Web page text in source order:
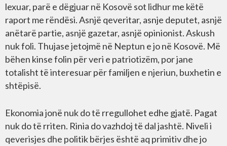
lexuar, parë e dëgjuar në Kosovë sot lidhur me këtë
raport me rëndësi. Asnjë qeveritar, asnje deputet, asnjë
anëtarë partie, asnjë gazetar, asnjë opinionist. Askush
nuk foli. Thujase jetojmë në Neptun e jo në Kosovë. Më
bëhen kinse folin për veri e patriotizëm, por jane
totalisht të interesuar për familjen e njeriun, buxhetin e
shtëpisë.
Ekonomia jonë nuk do të rregullohet edhe gjatë. Pagat
nuk do të rriten. Rinia do vazhdoj të dal jashtë. Niveli i
qeverisjes dhe politik bërjes është aq primitiv dhe jo